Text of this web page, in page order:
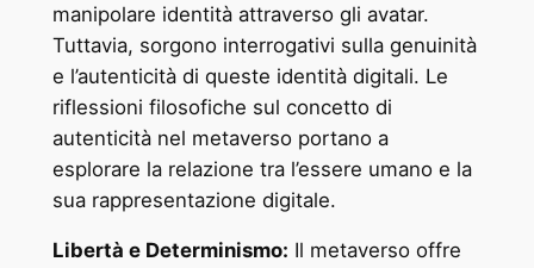
manipolare identità attraverso gli avatar.
Tuttavia, sorgono interrogativi sulla genuinità
e l’autenticità di queste identità digitali. Le
riflessioni filosofiche sul concetto di
autenticità nel metaverso portano a
esplorare la relazione tra l’essere umano e la
sua rappresentazione digitale.
Libertà e Determinismo: Il metaverso offre